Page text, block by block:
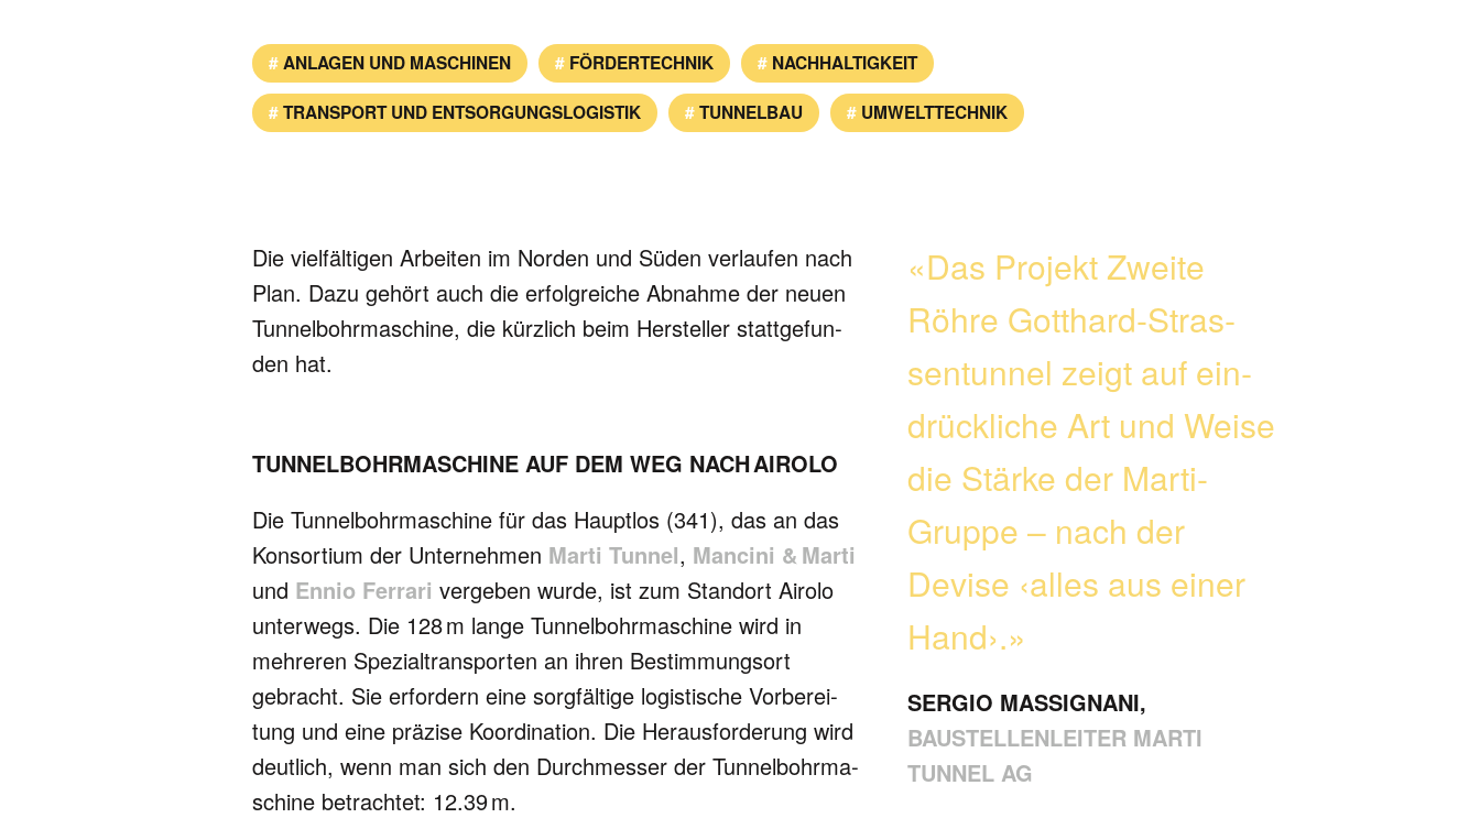
ANLAGEN UND MASCHINEN FÖRDERTECHNIK NACHHALTIGKEIT
TRANSPORT UND ENTSORGUNGSLOGISTIK TUNNELBAU UMWELTTECHNIK
Die vielfältigen Arbeiten im Norden und Süden ver­lau­fen nach
Plan. Dazu gehört auch die erfolg­rei­che Abnahme der neuen
Tun­nel­bohr­maschine, die kürz­lich beim Her­stel­ler statt­ge­fun­
den hat.
TUNNELBOHRMASCHINE AUF DEM WEG NACH AIROLO
Die Tunnelbohrmaschine für das Hauptlos (341), das an das
Konsortium der Unter­nehmen Marti Tunnel, Mancini & Marti
und Ennio Ferrari vergeben wurde, ist zum Stand­ort Airolo
unterwegs. Die 128 m lange Tunnel­bohr­maschine wird in
mehreren Spe­zial­trans­por­ten an ihren Bestim­mungs­ort
gebracht. Sie erfordern eine sorgfältige logistische Vorbe­rei­
tung und eine präzise Koordi­na­tion. Die Heraus­for­de­rung wird
deut­lich, wenn man sich den Durch­messer der Tun­nel­bohr­ma­
schine betrachtet: 12.39 m.
«Das Projekt Zweite
Röhre Gotthard-Stras­
sen­tun­nel zeigt auf ein­
drück­li­che Art und Weise
die Stär­ke der Marti-
Gruppe – nach der
Devise ‹alles aus einer
Hand›.»
SERGIO MASSIGNANI,
BAUSTELLENLEITER MARTI
TUNNEL AG